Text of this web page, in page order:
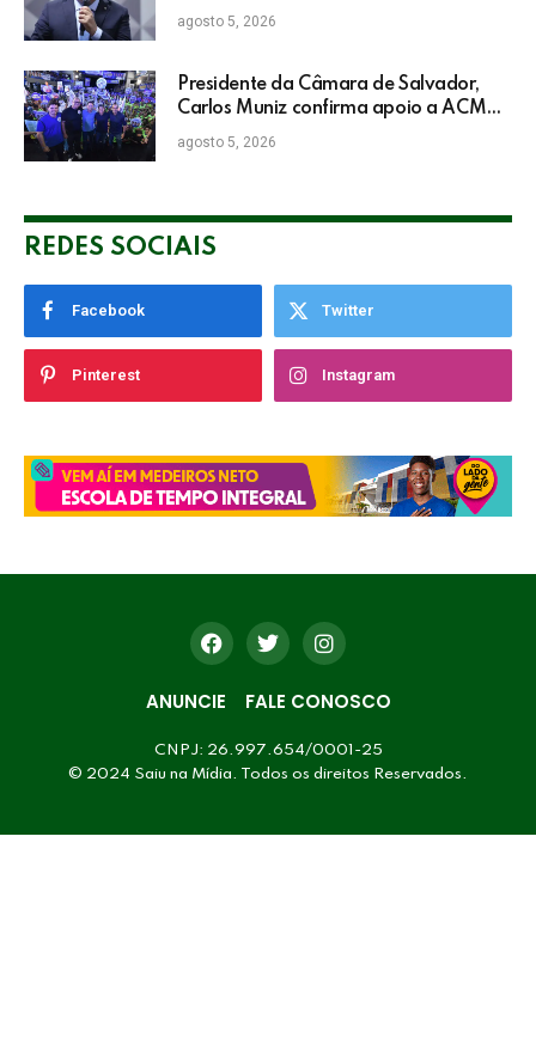
agosto 5, 2026
Presidente da Câmara de Salvador,
Carlos Muniz confirma apoio a ACM
Neto: “Irei lutar voto a voto na sua
campanha”
agosto 5, 2026
REDES SOCIAIS
Facebook Twitter
Pinterest Instagram
ANUNCIE FALE CONOSCO
CNPJ: 26.997.654/0001-25
© 2024 Saiu na Mídia. Todos os direitos Reservados.